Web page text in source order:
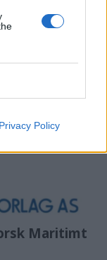
Privacy Policy
KONKURS
Maritimt